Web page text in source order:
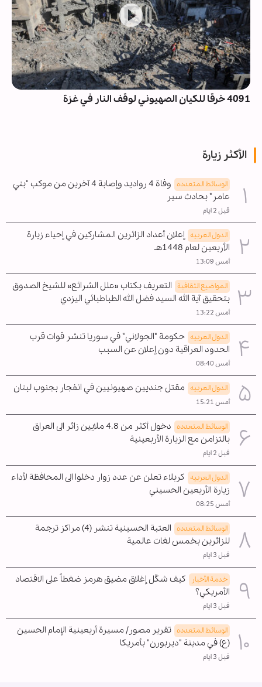
4091 خرقا للكيان الصهيوني لوقف النار في غزة
الأكثر زيارة
الوسائط المتعدده
وفاة 4 رواديد وإصابة 4 آخرين من موكب "بني
عامر" بحادث سير
قبل 2 ايام
الدول العربیه إعلان أعداد الزائرين المشاركين في إحياء زيارة
الأربعين لعام 1448هـ
أمس 13:09
المواضیع الثقافية التعريف بكتاب «علل الشرائع» للشيخ الصدوق
بتحقيق آية الله السيد فضل الله الطباطبائي اليزدي
أمس 13:22
الدول العربیه حكومة "الجولاني" في سوريا تنشر قوات قرب
الحدود العراقية دون إعلان عن السبب
أمس 08:40
الدول العربیه مقتل جنديين صهيونيين في انفجار بجنوب لبنان
أمس 15:21
الوسائط المتعدده
دخول أكثر من 4.8 ملايين زائر الى العراق
بالتزامن مع الزيارة الأربعينية
قبل 2 ايام
الدول العربیه كربلاء تعلن عن عدد زوار دخلوا الى المحافظة لأداء
زيارة الأربعين الحسيني
أمس 08:25
الوسائط المتعدده
العتبة الحسينية تنشر (4) مراكز ترجمة
للزائرين بخمس لغات عالمية
قبل 3 ايام
خدمة الأخبار
كيف شكّل إغلاق مضيق هرمز ضغطاً على الاقتصاد
الأمريكي؟
قبل 3 ايام
الوسائط المتعدده تقرير مصور/ مسيرة أربعينية الإمام الحسين
(ع) في مدينة "ديربورن" بأمريكا
قبل 3 ايام